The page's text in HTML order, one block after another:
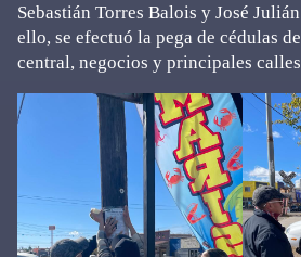
Sebastián Torres Balois y José
ello, se efectuó la pega de cédulas
central, negocios y principales